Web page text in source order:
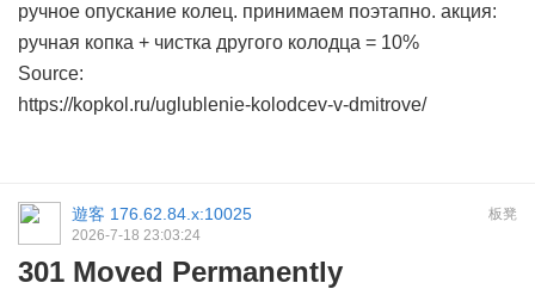
ручное опускание колец. принимаем поэтапно. акция:
ручная копка + чистка другого колодца = 10%
Source:
https://kopkol.ru/uglublenie-kolodcev-v-dmitrove/
板凳
遊客 176.62.84.x:10025
2026-7-18 23:03:24
301 Moved Permanently